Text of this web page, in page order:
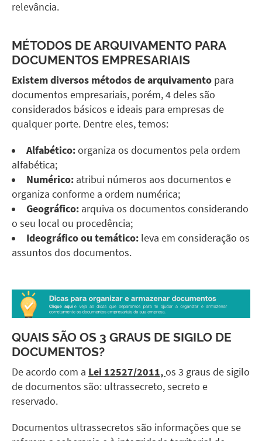
relevância.
MÉTODOS DE ARQUIVAMENTO PARA
DOCUMENTOS EMPRESARIAIS
Existem diversos métodos de arquivamento para
documentos empresariais, porém, 4 deles são
considerados básicos e ideais para empresas de
qualquer porte. Dentre eles, temos:
Alfabético:organiza os documentos pela ordem
alfabética;
Numérico:atribui números aos documentos e
organiza conforme a ordem numérica;
Geográfico: arquiva os documentos considerando
o seu local ou procedência;
Ideográfico ou temático:leva em consideração os
assuntos dos documentos.
QUAIS SÃO OS 3 GRAUS DE SIGILO DE
DOCUMENTOS?
De acordo com a Lei 12527/2011,os 3 graus de sigilo
de documentos são: ultrassecreto, secreto e
reservado.
Documentos ultrassecretos são informações que se